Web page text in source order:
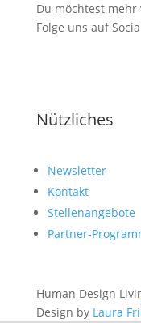
Du möchtest mehr
Folge uns auf
Nützliches
Newsletter
Kontakt
Stellenangebote
Partner-
Human Design
Design by Laura